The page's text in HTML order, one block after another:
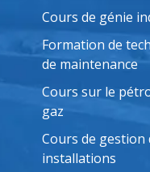
Cours de génie
Formation de
de maintenance
Cours sur le
gaz
Cours de gestion
installations